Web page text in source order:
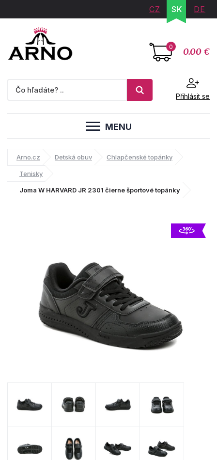
CZ SK DE
0 0.00 €
Přihlásit se
MENU
Arno.cz Detská obuv Chlapčenské topánky
Tenisky
Joma W HARVARD JR 2301 čierne športové topánky